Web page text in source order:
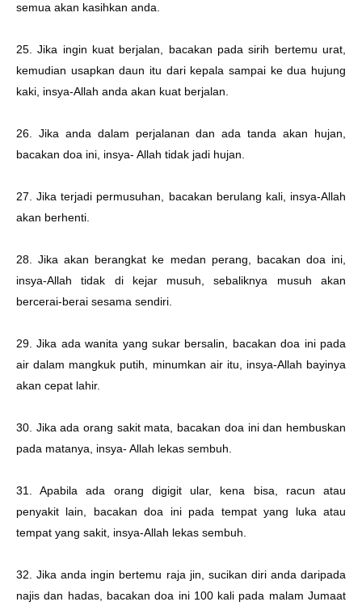
semua akan kasihkan anda.
25. Jika ingin kuat berjalan, bacakan pada sirih bertemu urat,
kemudian usapkan daun itu dari kepala sampai ke dua hujung
kaki, insya-Allah anda akan kuat berjalan.
26. Jika anda dalam perjalanan dan ada tanda akan hujan,
bacakan doa ini, insya- Allah tidak jadi hujan.
27. Jika terjadi permusuhan, bacakan berulang kali, insya-Allah
akan berhenti.
28. Jika akan berangkat ke medan perang, bacakan doa ini,
insya-Allah tidak di kejar musuh, sebaliknya musuh akan
bercerai-berai sesama sendiri.
29. Jika ada wanita yang sukar bersalin, bacakan doa ini pada
air dalam mangkuk putih, minumkan air itu, insya-Allah bayinya
akan cepat lahir.
30. Jika ada orang sakit mata, bacakan doa ini dan hembuskan
pada matanya, insya- Allah lekas sembuh.
31. Apabila ada orang digigit ular, kena bisa, racun atau
penyakit lain, bacakan doa ini pada tempat yang luka atau
tempat yang sakit, insya-Allah lekas sembuh.
32. Jika anda ingin bertemu raja jin, sucikan diri anda daripada
najis dan hadas, bacakan doa ini 100 kali pada malam Jumaat